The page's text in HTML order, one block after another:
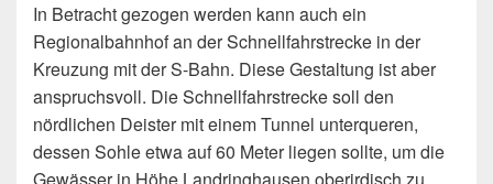
In Betracht gezogen werden kann auch ein
Regionalbahnhof an der Schnellfahrstrecke in der
Kreuzung mit der S-Bahn. Diese Gestaltung ist aber
anspruchsvoll. Die Schnellfahrstrecke soll den
nördlichen Deister mit einem Tunnel unterqueren,
dessen Sohle etwa auf 60 Meter liegen sollte, um die